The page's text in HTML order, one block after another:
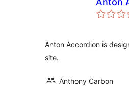
Anton Accordion is
site.
Anthony Carbon